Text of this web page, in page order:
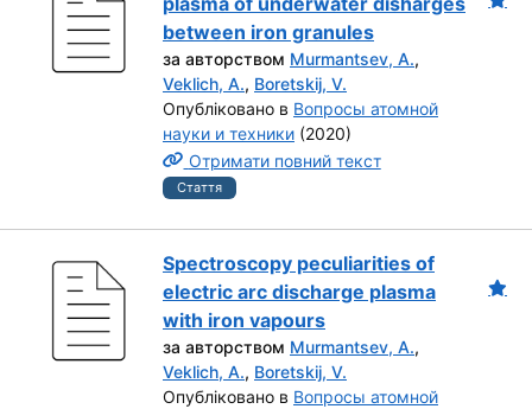
between iron granules
за авторством Murmantsev, A.,
Veklich, A., Boretskij, V.
Опубліковано в Вопросы атомной
науки и техники (2020)
Отримати повний текст
Стаття
Spectroscopy peculiarities of
electric arc discharge plasma
with iron vapours
за авторством Murmantsev, A.,
Veklich, A., Boretskij, V.
Опубліковано в Вопросы атомной